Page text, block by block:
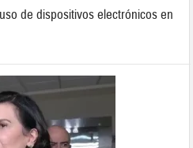
de dispositivos electrónicos en